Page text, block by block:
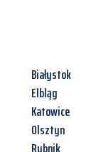
Białystok
Elbląg
Katowice
Olsztyn